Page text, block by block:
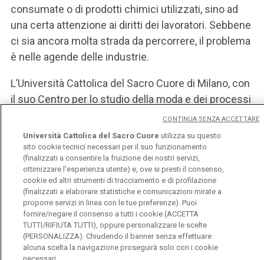
consumate o di prodotti chimici utilizzati, sino ad
una certa attenzione ai diritti dei lavoratori. Sebbene
ci sia ancora molta strada da percorrere, il problema
è nelle agende delle industrie.
L’Università Cattolica del Sacro Cuore di Milano, con
il suo Centro per lo studio della moda e dei processi
culturali (Centro ModaCult), ha tra i suoi obiettivi
quello di approfondire il tema del consumo
consapevole attraverso la ricerca e la ricerca-
azione.
Università Cattolica del Sacro Cuore
Università Cattolica del Sacro Cuore utilizza su questo
sito cookie tecnici necessari per il suo funzionamento
(finalizzati a consentire la fruizione dei nostri servizi,
ottimizzare l'esperienza utente) e, ove si presti il consenso,
cookie ed altri strumenti di tracciamento e di profilazione
(finalizzati a elaborare statistiche e comunicazioni mirate a
proporre servizi in linea con le tue preferenze). Puoi
fornire/negare il consenso a tutti i cookie (ACCETTA
TUTTI/RIFIUTA TUTTI), oppure personalizzare le scelte
(PERSONALIZZA). Chiudendo il banner senza effettuare
alcuna scelta la navigazione proseguirà solo con i cookie
CONTINUA SENZA ACCETTARE